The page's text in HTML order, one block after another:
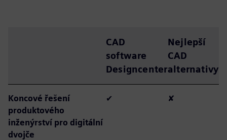
CAD
software
Designcenter
Nejlepší
CAD
alternativy
Koncové řešení
produktového
inženýrství pro digitální
dvojče
✔ ✘